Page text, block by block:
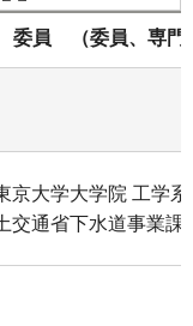
委員 （委員、専門
京大学大学院 工学
交通省下水道事業課